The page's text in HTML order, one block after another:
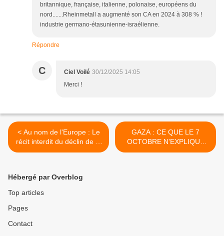
britannique, française, italienne, polonaise, européens du
nord.......Rheinmetall a augmenté son CA en 2024 à 308 % !
industrie germano-étasunienne-israélienne.
Répondre
C Ciel Voilé 30/12/2025 14:05
Merci !
< Au nom de l'Europe : Le
récit interdit du déclin de la
France
GAZA : CE QUE LE 7
OCTOBRE N'EXPLIQUE
PAS >
Hébergé par Overblog
Top articles
Pages
Contact